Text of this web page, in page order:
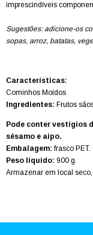
imprescindíveis
Sugestões: adicione-os
sopas, arroz, batatas,
Características:
Cominhos Moídos
Ingredientes: Frutos
Pode conter vestígios
sésamo e aipo.
Embalagem: frasco PET.
Peso líquido: 900 g.
Armazenar em local